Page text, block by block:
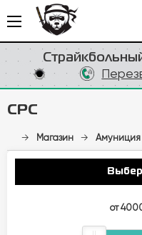
CPC
→ Магазин →
от